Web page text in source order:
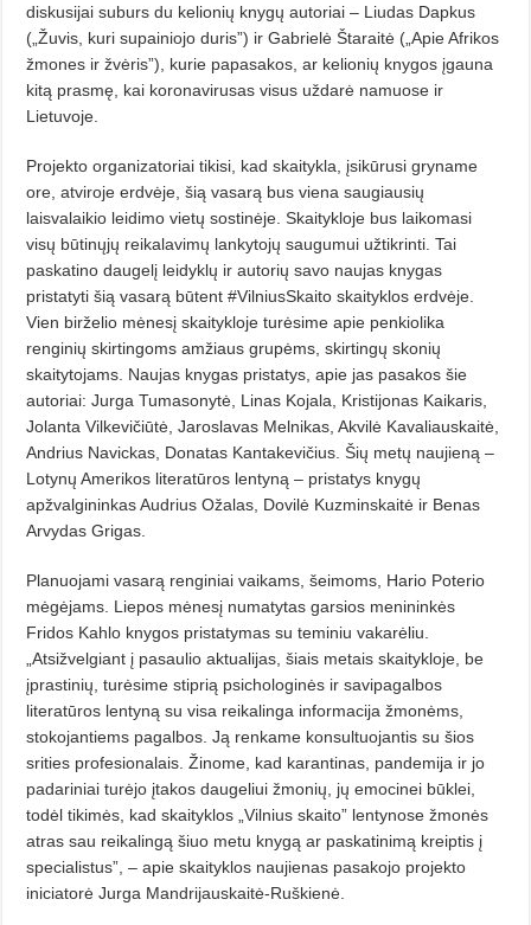
diskusijai suburs du kelionių knygų autoriai – Liudas Dapkus
(„Žuvis, kuri supainiojo duris”) ir Gabrielė Štaraitė („Apie Afrikos
žmones ir žvėris”), kurie papasakos, ar kelionių knygos įgauna
kitą prasmę, kai koronavirusas visus uždarė namuose ir
Lietuvoje.
Projekto organizatoriai tikisi, kad skaitykla, įsikūrusi gryname
ore, atviroje erdvėje, šią vasarą bus viena saugiausių
laisvalaikio leidimo vietų sostinėje. Skaitykloje bus laikomasi
visų būtinųjų reikalavimų lankytojų saugumui užtikrinti. Tai
paskatino daugelį leidyklų ir autorių savo naujas knygas
pristatyti šią vasarą būtent #VilniusSkaito skaityklos erdvėje.
Vien birželio mėnesį skaitykloje turėsime apie penkiolika
renginių skirtingoms amžiaus grupėms, skirtingų skonių
skaitytojams. Naujas knygas pristatys, apie jas pasakos šie
autoriai: Jurga Tumasonytė, Linas Kojala, Kristijonas Kaikaris,
Jolanta Vilkevičiūtė, Jaroslavas Melnikas, Akvilė Kavaliauskaitė,
Andrius Navickas, Donatas Kantakevičius. Šių metų naujieną –
Loty­nų Amerikos literatūros lentyną – pristatys kny­gų
apžvalgininkas Audrius Ožalas, Dovilė Kuzminskaitė ir Benas
Arvydas Grigas.
Planuojami vasarą renginiai vaikams, šeimoms, Hario Poterio
mėgėjams. Liepos mėnesį numatytas garsios meni­ninkės
Fridos Kahlo knygos pristatymas su teminiu vakarėliu.
„Atsižvelgiant į pasaulio aktualijas, šiais metais skaitykloje, be
įprastinių, turėsime stiprią psichologinės ir savipagalbos
literatūros lentyną su visa reikalinga informacija žmonėms,
stokojantiems pagalbos. Ją renkame konsultuojantis su šios
srities profesionalais. Žinome, kad karantinas, pandemija ir jo
padariniai turėjo įtakos daugeliui žmonių, jų emocinei būklei,
todėl tikimės, kad skaityklos „Vilnius skaito” lentynose žmonės
atras sau reikalingą šiuo metu knygą ar paskatinimą kreiptis į
specialistus”, – apie skaityklos naujienas pasakojo projekto
iniciatorė Jurga Mandrijauskaitė-Ruškienė.